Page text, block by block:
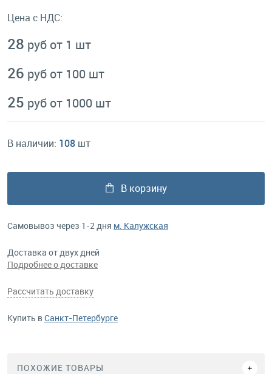
Цена с НДС:
28 руб от 1 шт
26 руб от 100 шт
25 руб от 1000 шт
В наличии: 108 шт
В корзину
Самовывоз через 1-2 дня м. Калужская
Доставка от двух дней
Подробнее о доставке
Рассчитать доставку
Купить вСанкт-Петербурге
ПОХОЖИЕ ТОВАРЫ